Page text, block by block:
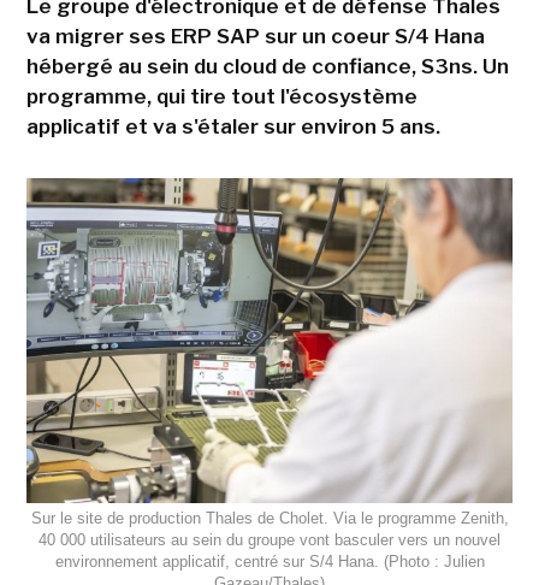
Le groupe d'électronique et de défense Thales
va migrer ses ERP SAP sur un coeur S/4 Hana
hébergé au sein du cloud de confiance, S3ns. Un
programme, qui tire tout l'écosystème
applicatif et va s'étaler sur environ 5 ans.
Sur le site de production Thales de Cholet. Via le programme Zenith,
40 000 utilisateurs au sein du groupe vont basculer vers un nouvel
environnement applicatif, centré sur S/4 Hana. (Photo : Julien